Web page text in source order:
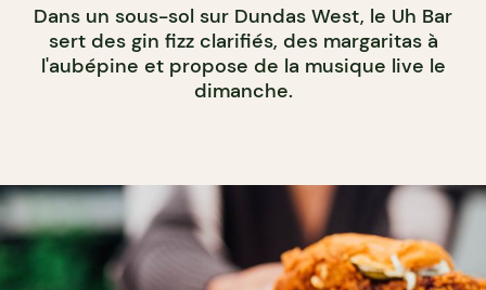
Dans un sous-sol sur Dundas West, le Uh Bar
sert des gin fizz clarifiés, des margaritas à
l'aubépine et propose de la musique live le
dimanche.